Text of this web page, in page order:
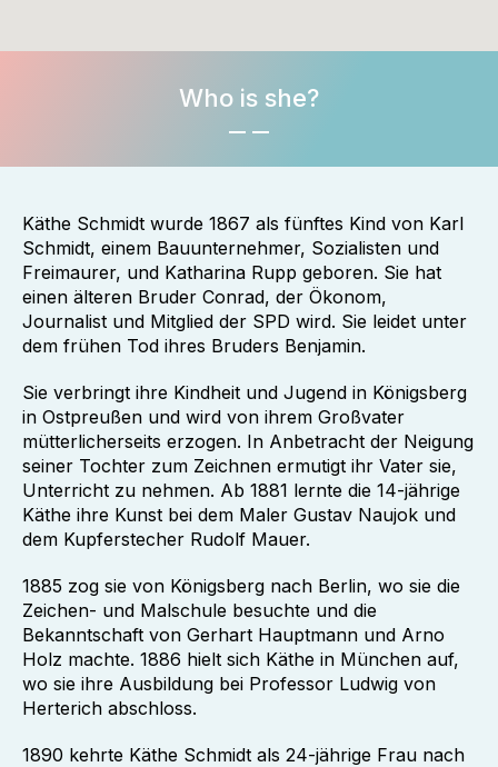
Who is she?
Käthe Schmidt wurde 1867 als fünftes Kind von Karl
Schmidt, einem Bauunternehmer, Sozialisten und
Freimaurer, und Katharina Rupp geboren. Sie hat
einen älteren Bruder Conrad, der Ökonom,
Journalist und Mitglied der SPD wird. Sie leidet unter
dem frühen Tod ihres Bruders Benjamin.
Sie verbringt ihre Kindheit und Jugend in Königsberg
in Ostpreußen und wird von ihrem Großvater
mütterlicherseits erzogen. In Anbetracht der Neigung
seiner Tochter zum Zeichnen ermutigt ihr Vater sie,
Unterricht zu nehmen. Ab 1881 lernte die 14-jährige
Käthe ihre Kunst bei dem Maler Gustav Naujok und
dem Kupferstecher Rudolf Mauer.
1885 zog sie von Königsberg nach Berlin, wo sie die
Zeichen- und Malschule besuchte und die
Bekanntschaft von Gerhart Hauptmann und Arno
Holz machte. 1886 hielt sich Käthe in München auf,
wo sie ihre Ausbildung bei Professor Ludwig von
Herterich abschloss.
1890 kehrte Käthe Schmidt als 24-jährige Frau nach